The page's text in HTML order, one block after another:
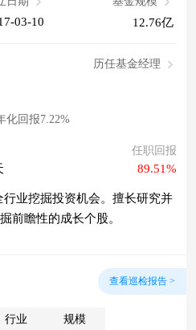
03-10 12.76亿
历任基金经理
化回报7.22%
任职回报
89.51%
业挖掘投资机会。擅长研究并
前瞻性的成长个股。
查看巡检报告 >
行业 规模